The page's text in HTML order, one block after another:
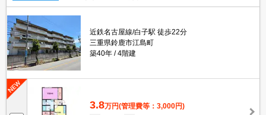
近鉄名古屋線/白子駅 徒歩22分
三重県鈴鹿市江島町
築40年
4階建
3.8万円(管理費等：3,000円)